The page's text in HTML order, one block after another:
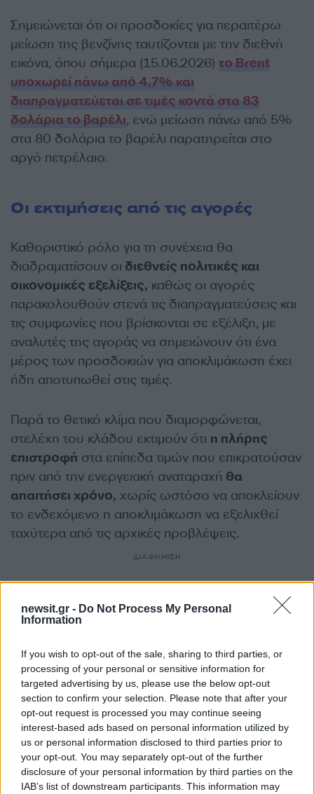
newsit.gr - Do Not Process My Personal
Information
If you wish to opt-out of the sale, sharing to third parties, or
processing of your personal or sensitive information for
targeted advertising by us, please use the below opt-out
section to confirm your selection. Please note that after your
opt-out request is processed you may continue seeing
interest-based ads based on personal information utilized by
us or personal information disclosed to third parties prior to
your opt-out. You may separately opt-out of the further
disclosure of your personal information by third parties on the
IAB’s list of downstream participants. This information may
Σημειώνεται ότι οι προσδοκίες για περαιτέρω
μείωση της βενζίνης ταυτίζονται με την διεθνή
εικόνα, όπου σήμερα (15.06.2026) το Brent
υποχωρεί πάνω από 4,7% και
διαπραγματεύεται σε τιμές κοντά στα 83
δολάρια το βαρέλι, ενώ μείωση πάνω από 5%
στα 80 δολάρια το βαρέλι παρατηρείται στο
αργό πετρέλαιο.
Οι εκτιμήσεις από τις αγορές
Καθοριστικό ρόλο για τη συνέχεια θα
διαδραματίσουν οι διεθνείς πολιτικές και
οικονομικές εξελίξεις, καθώς οι αγορές
παρακολουθούν στενά τις διαπραγματεύσεις και
τις συμφωνίες που βρίσκονται σε εξέλιξη, με
αναλυτές της αγοράς να σημειώνουν ότι ένα
μέρος των προσδοκιών για αποκλιμάκωση έχει
ήδη αποτυπωθεί στις τιμές.
Παρά το θετικό κλίμα που διαμορφώνεται,
στελέχη του κλάδου εκτιμούν ότι η πλήρης
επιστροφή στα επίπεδα τιμών που επικρατούσαν
πριν από την ενεργειακή αναταραχή θα
απαιτήσει χρόνο, χωρίς ωστόσο να αποκλείουν
το ενδεχόμενο η αποκλιμάκωση να εξελιχθεί
ταχύτερα από τις αρχικές προβλέψεις.
ΔΙΑΦΗΜΙΣΗ
Αν τα χάσατε